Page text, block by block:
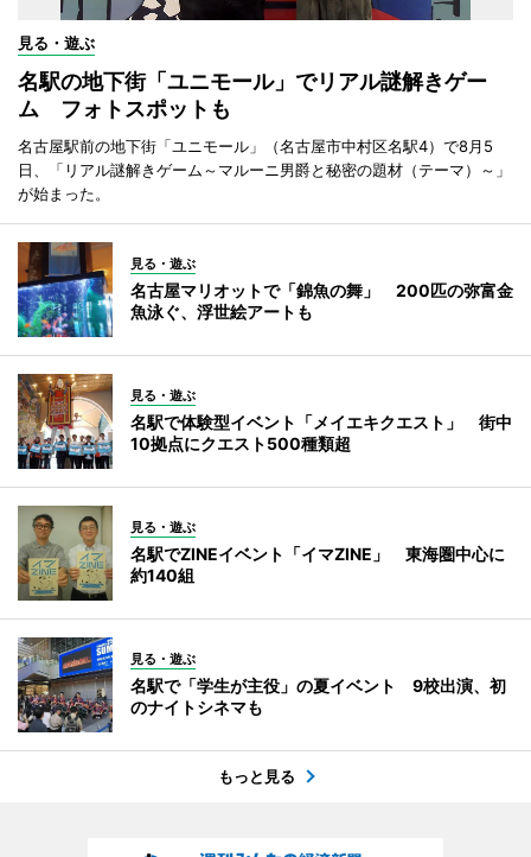
見る・遊ぶ
名駅の地下街「ユニモール」でリアル謎解きゲー
ム フォトスポットも
名古屋駅前の地下街「ユニモール」（名古屋市中村区名駅4）で8月5
日、「リアル謎解きゲーム～マルーニ男爵と秘密の題材（テーマ）～」
が始まった。
見る・遊ぶ
名古屋マリオットで「錦魚の舞」 200匹の弥富金
魚泳ぐ、浮世絵アートも
見る・遊ぶ
名駅で体験型イベント「メイエキクエスト」 街中
10拠点にクエスト500種類超
見る・遊ぶ
名駅でZINEイベント「イマZINE」 東海圏中心に
約140組
見る・遊ぶ
名駅で「学生が主役」の夏イベント 9校出演、初
のナイトシネマも
もっと見る